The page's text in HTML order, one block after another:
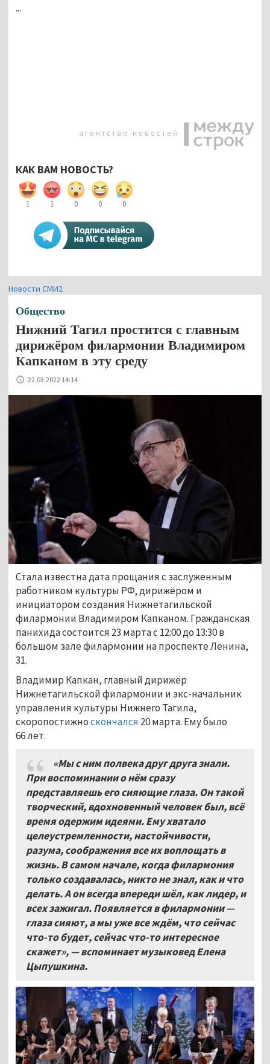
...
КАК ВАМ НОВОСТЬ?
1 1 0 0 0
Новости СМИ2
Общество
Нижний Тагил простится с главным
дирижёром филармонии Владимиром
Капканом в эту среду
22.03.2022 14:14
Стала известна дата прощания с заслуженным
работником культуры РФ, дирижёром и
инициатором создания Нижнетагильской
филармонии Владимиром Капканом. Гражданская
панихида состоится 23 марта с 12:00 до 13:30 в
большом зале филармонии на проспекте Ленина,
31.
Владимир Капкан, главный дирижёр
Нижнетагильской филармонии и экс-начальник
управления культуры Нижнего Тагила,
скоропостижноскончался 20 марта. Ему было
66 лет.
«Мы с ним полвека друг друга знали.
При воспоминании о нём сразу
представляешь его сияющие глаза. Он такой
творческий, вдохновенный человек был, всё
время одержим идеями. Ему хватало
целеустремленности, настойчивости,
разума, соображения все их воплощать в
жизнь. В самом начале, когда филармония
только создавалась, никто не знал, как и что
делать. А он всегда впереди шёл, как лидер, и
всех зажигал. Появляется в филармонии —
глаза сияют, а мы уже все ждём, что сейчас
что-то будет, сейчас что-то интересное
скажет», — вспоминает музыковед Елена
Цыпушкина.